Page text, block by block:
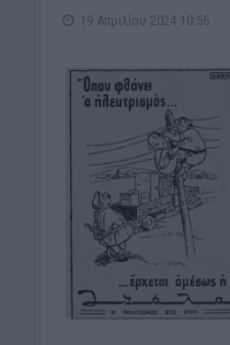
19 Απριλίου 2024 10:56